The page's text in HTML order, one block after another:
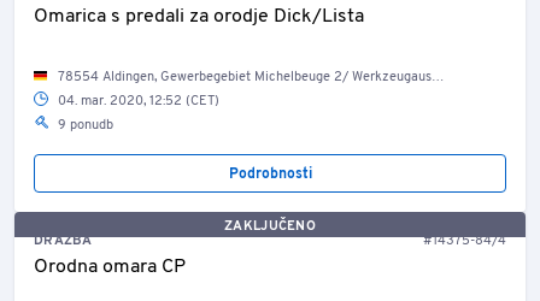
Omarica s predali za orodje Dick/Lista
78554 Aldingen, Gewerbegebiet Michelbeuge 2/ Werkzeugausgabe
04. mar. 2020, 12:52 (CET)
9 ponudb
Podrobnosti
ZAKLJUČENO
DRAŽBA
#14375-84/4
Orodna omara CP